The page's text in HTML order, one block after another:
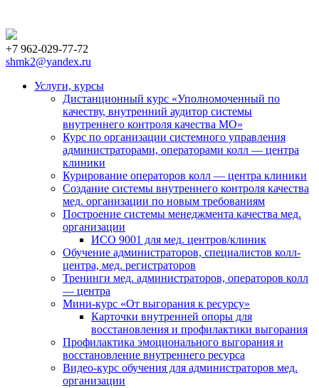
+7 962-029-77-72
shmk2@yandex.ru
Услуги, курсы
Дистанционный курс «Уполномоченный по
качеству, внутренний аудитор системы
внутреннего контроля качества МО»
Курс по организации системного управления
администраторами, операторами колл — центра
клиники
Курирование операторов колл — центра клиники
Создание системы внутреннего контроля качества
мед. организации по новым требованиям
Построение системы менеджмента качества мед.
организации
ИСО 9001 для мед. центров/клиник
Обучение администраторов, специалистов колл-
центра, мед. регистраторов
Тренинги мед. администраторов, операторов колл
— центра
Мини-курс «От выгорания к ресурсу»
Карточки внутренней опоры для
восстановления и профилактики выгорания
Профилактика эмоционального выгорания и
восстановление внутреннего ресурса
Видео-курс обучения для администраторов мед.
организации